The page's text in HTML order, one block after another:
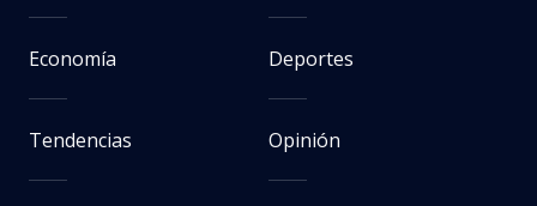
Economía Deportes
Tendencias Opinión